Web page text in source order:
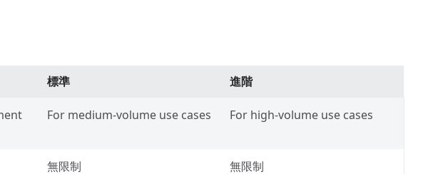
標準 進階
For medium-volume use cases For high-volume use cases
無限制 無限制